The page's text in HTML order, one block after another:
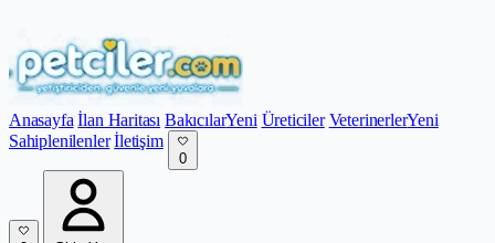
Anasayfa İlan Haritası BakıcılarYeni Üreticiler VeterinerlerYeni
Sahiplenilenler İletişim
0